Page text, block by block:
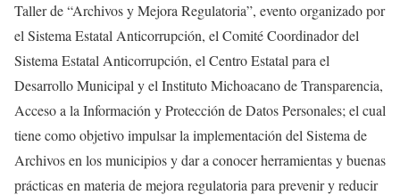
Taller de “Archivos y Mejora Regulatoria”, evento organizado por
el Sistema Estatal Anticorrupción, el Comité Coordinador del
Sistema Estatal Anticorrupción, el Centro Estatal para el
Desarrollo Municipal y el Instituto Michoacano de Transparencia,
Acceso a la Información y Protección de Datos Personales; el cual
tiene como objetivo impulsar la implementación del Sistema de
Archivos en los municipios y dar a conocer herramientas y buenas
prácticas en materia de mejora regulatoria para prevenir y reducir